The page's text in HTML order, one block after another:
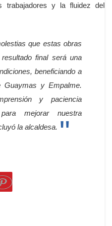
trabajadores y la fluidez del
que estas obras
final será una
beneficiando a
Guaymas y Empalme.
y paciencia
mejorar nuestra
la alcaldesa.